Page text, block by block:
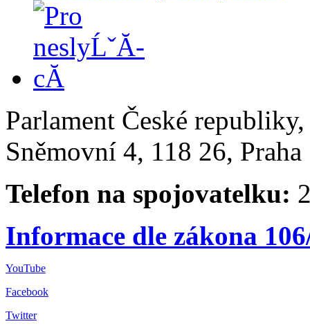
Parlament České
Sněmovní 4, 118 26,
Telefon na spojovatelku:
Informace dle zákona
YouTube
Facebook
Twitter